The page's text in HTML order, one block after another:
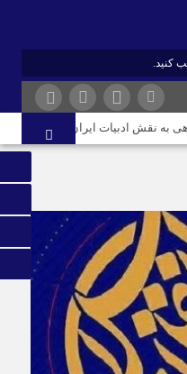
کنید.
به نقش ادبیات ایران در هویت و